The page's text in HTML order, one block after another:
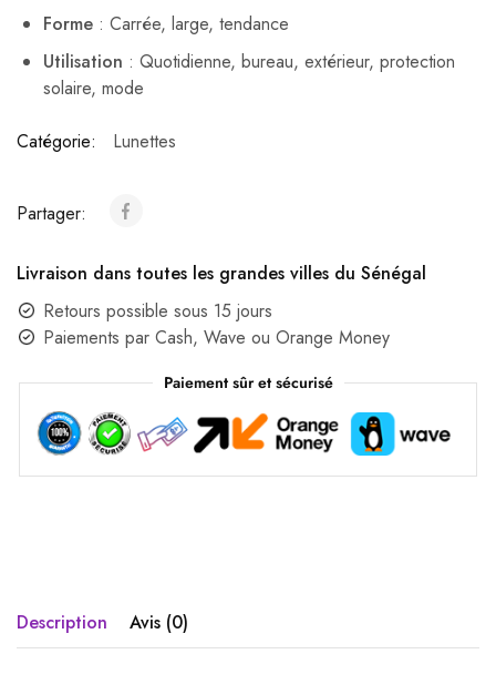
Forme : Carrée, large, tendance
Utilisation : Quotidienne, bureau, extérieur, protection
solaire, mode
Catégorie: Lunettes
Partager:
Livraison dans toutes les grandes villes du Sénégal
Retours possible sous 15 jours
Paiements par Cash, Wave ou Orange Money
Paiement sûr et sécurisé
Description Avis (0)